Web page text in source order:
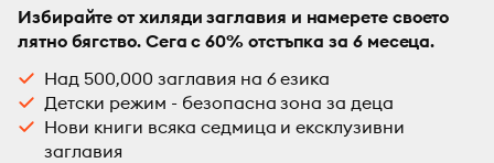
Избирайте от хиляди заглавия и намерете своето
лятно бягство. Сега с 60% отстъпка за 6 месеца.
Над 500,000 заглавия на 6 езика
Детски режим - безопасна зона за деца
Нови книги всяка седмица и ексклузивни
заглавия